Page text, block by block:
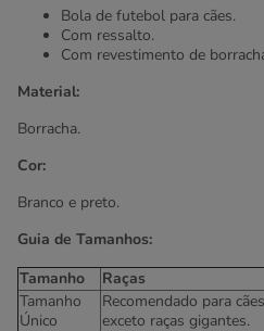
Bola de futebol para cães.
Com ressalto.
Com revestimento de
Material:
Borracha.
Cor:
Branco e preto.
Guia de Tamanhos:
Tamanho
Raças
Tamanho
Único
Recomendado para
exceto raças gigantes.